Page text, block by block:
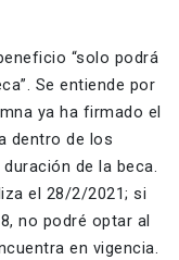
“solo podrá
Se entiende por
ya ha firmado el
dentro de los
de la beca.
el 28/2/2021; si
no podré optar al
en vigencia.